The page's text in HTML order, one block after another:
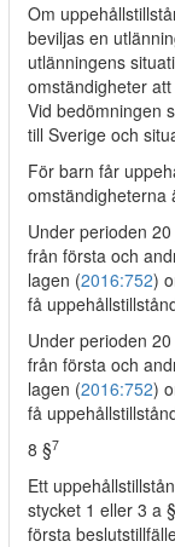
Om
beviljas en
utlänningens
omständigheter
Vid bedömningen
till Sverige och
För barn får
omständigheterna
Under perioden
från första och
lagen (2016:752)
få
Under perioden
från första och
lagen (2016:752)
få
8 §7
Ett
stycket 1 eller 3 a
första